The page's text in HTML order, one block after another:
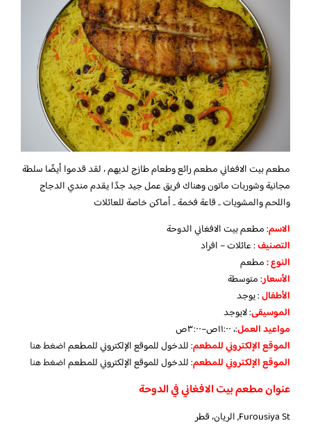
مطعم بيت الافغاني مطعم رائع وطعام طازج لديهم ، لقد قدموا أيضًا سلطة
مجانية وشوربات ماتون وهناك فريق عمل جيد جدًا يقدم مندي الدجاج
واللحم والمشويات .. قاعة فخمة .. أماكن خاصة للعائلات
الاسم: مطعم بيت الافغاني الدوحة
التصنيف: عائلات – افراد
النوع :مطعم
الأسعار:متوسطة
الأطفال:يوجد
الموسيقى: لايوجد
مواعيد العمل:، ١١:٠٠ص–٣:٠٠ص
الموقع الإلكتروني للمطعم: للدخول للموقع الإلكتروني للمطعماضغط هنا
الموقع الإلكتروني للمطعم: للدخول للموقع الإلكتروني للمطعماضغط هنا
عنوان مطعم بيت الافغاني في الدوحة
Furousiya St, الريان، قطر